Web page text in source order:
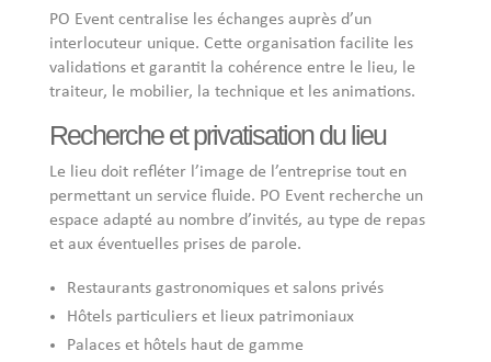
PO Event centralise les échanges auprès d’un
interlocuteur unique. Cette organisation facilite les
validations et garantit la cohérence entre le lieu, le
traiteur, le mobilier, la technique et les animations.
Recherche et privatisation du lieu
Le lieu doit refléter l’image de l’entreprise tout en
permettant un service fluide. PO Event recherche un
espace adapté au nombre d’invités, au type de repas
et aux éventuelles prises de parole.
Restaurants gastronomiques et salons privés
Hôtels particuliers et lieux patrimoniaux
Palaces et hôtels haut de gamme